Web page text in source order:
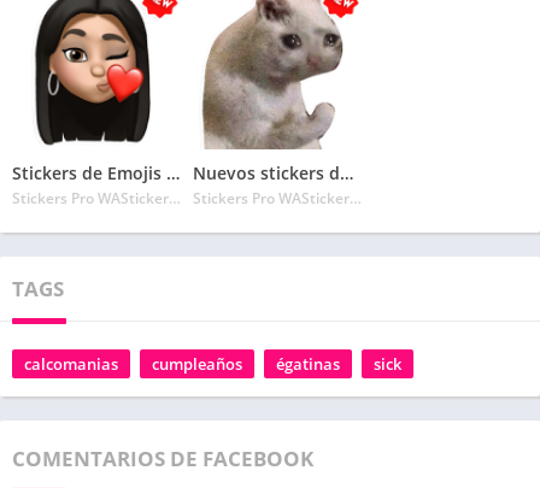
Stickers de Emojis Animados en 3D WAStickerApps
Stickers Pro WAStickerapps
Nuevos stickers de memes de gatos WAStickerApps
Stickers Pro WAStickerapps
TAGS
calcomanias cumpleaños égatinas sick
COMENTARIOS DE FACEBOOK